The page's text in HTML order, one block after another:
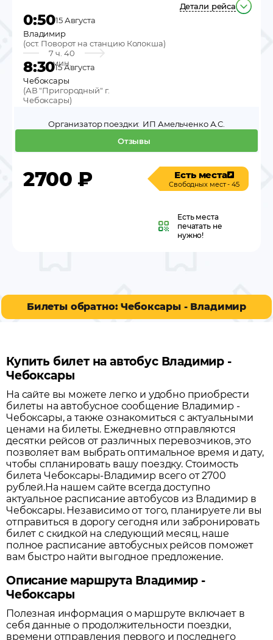
Детали рейса
0:5015 Августа
Владимир
(ост. Поворот на станцию Колокша)
7 ч. 40
мин.
8:3015 Августа
Чебоксары
(АВ "Пригородный" г.
Чебоксары)
Отзывы
Организатор поездки: ИП Амельченко А.С.
2700 ₽ Есть места
Свободных мест - 45
Есть места
печатать не
нужно!
Билеты обратно: Чебоксары - Владимир
Купить билет на автобус Владимир -
Чебоксары
На сайте вы можете легко и удобно приобрести
билеты на автобусное сообщение Владимир-
Чебоксары, а также ознакомиться с актуальными
ценами на билеты. Ежедневно отправляются
десятки рейсов от различных перевозчиков, это
позволяет вам выбрать оптимальное время и дату,
чтобы спланировать вашу поездку. Стоимость
билета Чебоксары-Владимир всего от 2700
рублей.На нашем сайте всегда доступно
актуальное расписание автобусов из Владимир в
Чебоксары. Независимо от того, планируете ли вы
отправиться в дорогу сегодня или забронировать
билет с скидкой на следующий месяц, наше
полное расписание автобусных рейсов поможет
вам быстро найти выгодное предложение.
Описание маршрута Владимир -
Чебоксары
Полезная информация о маршруте включает в
себя данные о продолжительности поездки,
времени отправления первого и последнего